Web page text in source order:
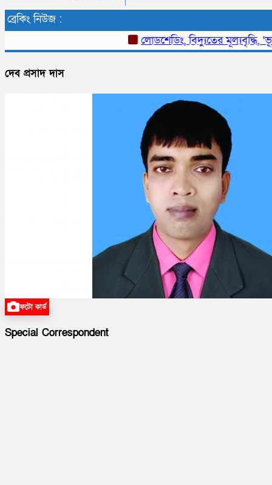
ব্রেকিং নিউজ :
লোডশেডিং, বিদ্যুতের মূল্যবৃদ্ধি,
দেব প্রসাদ দাস
ফটো কার্ড
Special Correspondent